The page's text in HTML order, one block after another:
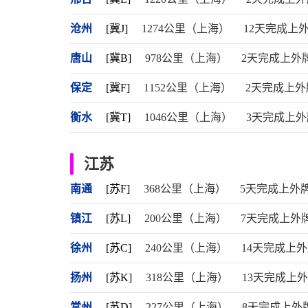
沧州 [冀J] 1274公里（上海） 12天完成上
唐山 [冀B] 978公里（上海） 2天完成上外
保定 [冀F] 1152公里（上海） 2天完成上
衡水 [冀T] 1046公里（上海） 3天完成上
江苏
南通 [苏F] 368公里（上海） 5天完成上外
镇江 [苏L] 200公里（上海） 7天完成上外
徐州 [苏C] 240公里（上海） 14天完成上
扬州 [苏K] 318公里（上海） 13天完成上